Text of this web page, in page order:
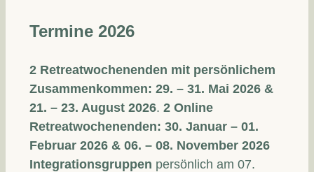
Termine 2026
2 Retreatwochenenden mit persönlichem
Zusammenkommen: 29. – 31. Mai 2026 &
21. – 23. August 2026. 2 Online
Retreatwochenenden: 30. Januar – 01.
Februar 2026 & 06. – 08. November 2026
Integrationsgruppen persönlich am 07.